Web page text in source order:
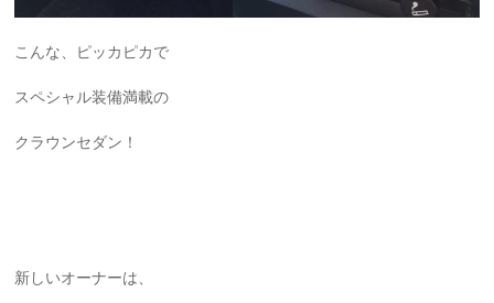
こんな、ピッカピカで
スペシャル装備満載の
クラウンセダン！
新しいオーナーは、